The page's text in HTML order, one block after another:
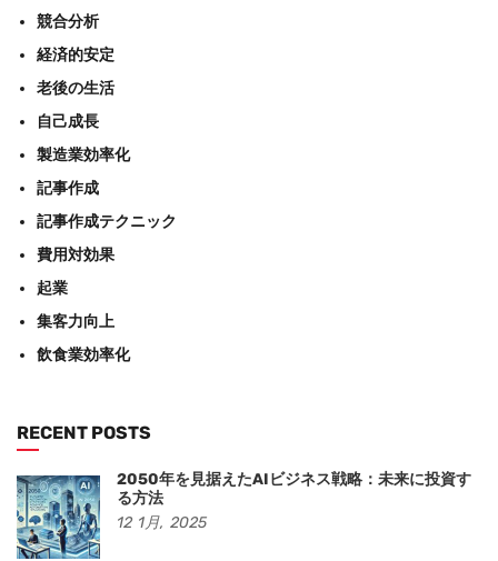
競合分析
経済的安定
老後の生活
自己成長
製造業効率化
記事作成
記事作成テクニック
費用対効果
起業
集客力向上
飲食業効率化
RECENT POSTS
2050年を見据えたAIビジネス戦略：未来に投資す
る方法
12 1月, 2025